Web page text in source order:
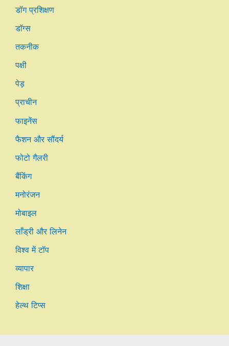
डॉग प्रशिक्षण
डॉग्स
तकनीक
पक्षी
पेड़
प्राचीन
फाइनेंस
फैशन और सौंदर्य
फोटो गैलरी
बैंकिंग
मनोरंजन
मोबाइल
लाँड्री और लिनेन
विश्व में टॉप
व्यापार
शिक्षा
हेल्थ टिप्स